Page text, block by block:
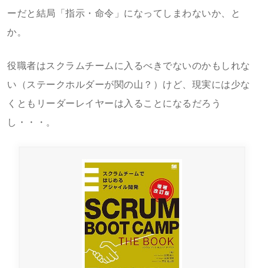
ーだと結局「指示・命令」になってしまわないか、と
か。
役職者はスクラムチームに入るべきでないのかもしれな
い（ステークホルダーが関の山？）けど、現実には少な
くともリーダーレイヤーは入ることになるだろう
し・・・。